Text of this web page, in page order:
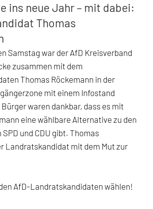
ins neue Jahr – mit dabei:
Thomas
Samstag war der AfD Kreisverband
zusammen mit dem
Thomas Röckemann in der
mit einem Infostand
waren dankbar, dass es mit
eine wählbare Alternative zu den
und CDU gibt. Thomas
Landratskandidat mit dem Mut zur
AfD-Landratskandidaten wählen!